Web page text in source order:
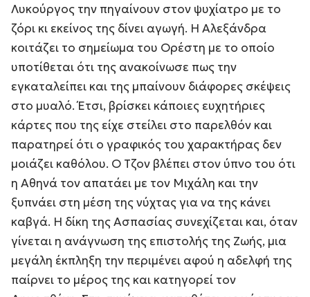
Λυκούργος την πηγαίνουν στον ψυχίατρο με το
ζόρι κι εκείνος της δίνει αγωγή. Η Αλεξάνδρα
κοιτάζει το σημείωμα του Ορέστη με το οποίο
υποτίθεται ότι της ανακοίνωσε πως την
εγκαταλείπει και της μπαίνουν διάφορες σκέψεις
στο μυαλό. Έτσι, βρίσκει κάποιες ευχητήριες
κάρτες που της είχε στείλει στο παρελθόν και
παρατηρεί ότι ο γραφικός του χαρακτήρας δεν
μοιάζει καθόλου. Ο Τζον βλέπει στον ύπνο του ότι
η Αθηνά τον απατάει με τον Μιχάλη και την
ξυπνάει στη μέση της νύχτας για να της κάνει
καβγά. Η δίκη της Ασπασίας συνεχίζεται και, όταν
γίνεται η ανάγνωση της επιστολής της Ζωής, μια
μεγάλη έκπληξη την περιμένει αφού η αδελφή της
παίρνει το μέρος της και κατηγορεί τον